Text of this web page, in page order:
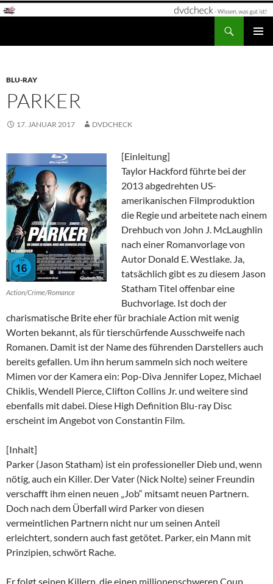
Zum
BLU-RAY
PARKER
17. JANUAR 2017 DVDCHECK
Action/Crime/Romance
[Einleitung]
Taylor Hackford führte bei der
2013 abgedrehten US-
amerikanischen Filmproduktion
die Regie und arbeitete nach einem
Drehbuch von John J. McLaughlin
nach einer Romanvorlage von
Autor Donald E. Westlake. Ja,
tatsächlich gibt es zu diesem Jason
Statham Titel offenbar eine
Buchvorlage. Ist doch der
charismatische Brite eher für brachiale Action mit wenig
Worten bekannt, als für tierschürfende Ausschweife nach
Romanen. Damit ist der Name des führenden Darstellers auch
bereits gefallen. Um ihn herum sammeln sich noch weitere
Mimen vor der Kamera ein: Pop-Diva Jennifer Lopez, Michael
Chiklis, Wendell Pierce, Clifton Collins Jr. und weitere sind
ebenfalls mit dabei. Diese High Definition Blu-ray Disc
erscheint im Angebot von Constantin Film.
[Inhalt]
Parker (Jason Statham) ist ein professioneller Dieb und, wenn
nötig, auch ein Killer. Der Vater (Nick Nolte) seiner Freundin
verschafft ihm einen neuen „Job“ mitsamt neuen Partnern.
Doch nach dem Überfall wird Parker von diesen
vermeintlichen Partnern nicht nur um seinen Anteil
erleichtert, sondern auch fast getötet. Parker, ein Mann mit
Prinzipien, schwört Rache.
Er folgt seinen Killern, die einen millionenschweren Coup